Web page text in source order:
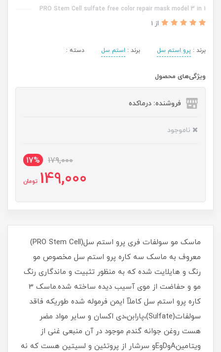
PRO Stem Cell sulfate free color repair mask model 3 in 1
از 1
برند : پرو استم سل برند : استم سل دسته :
ویژگی‌های محصول
فروشنده: درماکده
ناموجود
179,000
17%
149,000 تومان
ماسک مو سولفات فری پرو استم سل(PRO Stem Cell)
معروف به ماسک سه کاره پرو استم سل مخصوص مو
رنگ و هایلایت شده که به منظور تثبیت و ماندگاری رنگ
مو و حفاضت از موی آسیب دیده ساخته شده.ماسک 3
کاره پرو استم سل کاملآ ایمن فرموله شده طوریکه فاقد
سولفات(Sulfate)،پارابن،دی اکسان و سایر مواد مضر
هست روغن جوانه گندم موجود در آن منبعی غنی از
ویتامینAوDوEو سرشار از پروتئین و لسیتین هست که نه